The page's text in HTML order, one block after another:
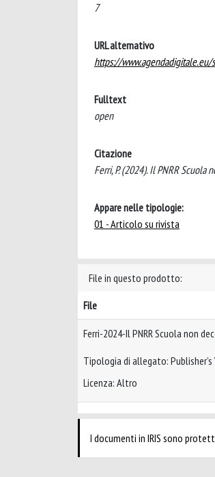
7
URL alternativo
https://
Fulltext
open
Citazione
Ferri, P. (2024). Il PNRR Scuola
Appare nelle tipologie:
01 - Articolo su rivista
File in questo prodotto:
File
Ferri-2024-Il PNRR Scuola non
Tipologia di allegato: Publisher’s
Licenza: Altro
I documenti in IRIS sono